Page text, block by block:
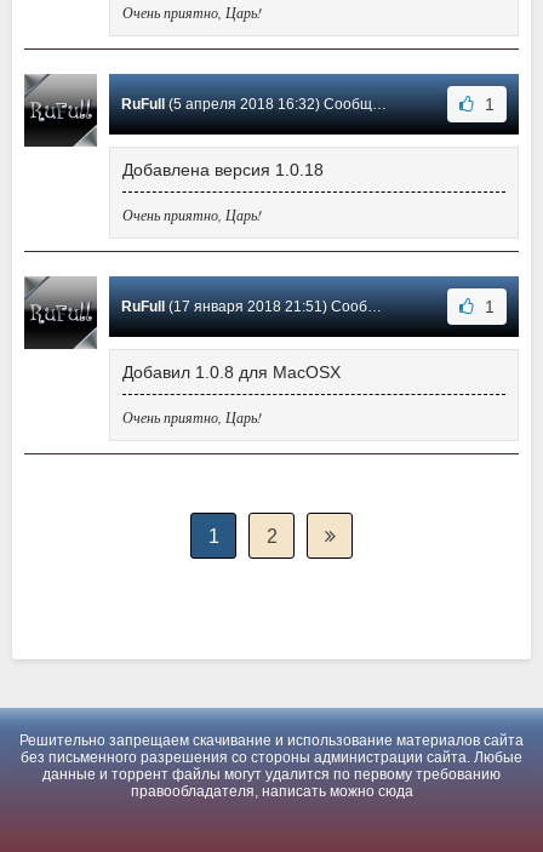
Очень приятно, Царь!
RuFull (5 апреля 2018 16:32) Сообщение #5 1
Добавлена версия 1.0.18
Очень приятно, Царь!
RuFull (17 января 2018 21:51) Сообщение #4 1
Добавил 1.0.8 для MacOSX
Очень приятно, Царь!
1 2
Решительно запрещаем скачивание и использование материалов сайта
без письменного разрешения со стороны администрации сайта. Любые
данные и торрент файлы могут удалится по первому требованию
правообладателя, написать можно сюда